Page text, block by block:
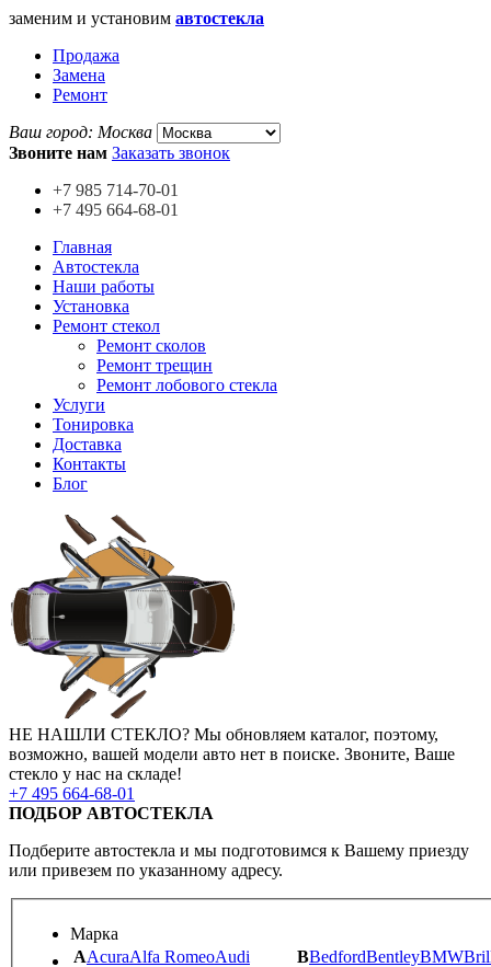
заменим и установим автостекла
Продажа
Замена
Ремонт
Ваш город: Москва
Звоните нам Заказать звонок
+7 985 714-70-01
+7 495 664-68-01
Главная
Автостекла
Наши работы
Установка
Ремонт стекол
Ремонт сколов
Ремонт трещин
Ремонт лобового стекла
Услуги
Тонировка
Доставка
Контакты
Блог
НЕ НАШЛИ СТЕКЛО? Мы обновляем каталог, поэтому,
возможно, вашей модели авто нет в поиске. Звоните, Ваше
стекло у нас на складе!
+7 495 664-68-01
ПОДБОР АВТОСТЕКЛА
Подберите автостекла и мы подготовимся к Вашему приезду
или привезем по указанному адресу.
Марка
AAcuraAlfa RomeoAudi BBedfordBentleyBMW